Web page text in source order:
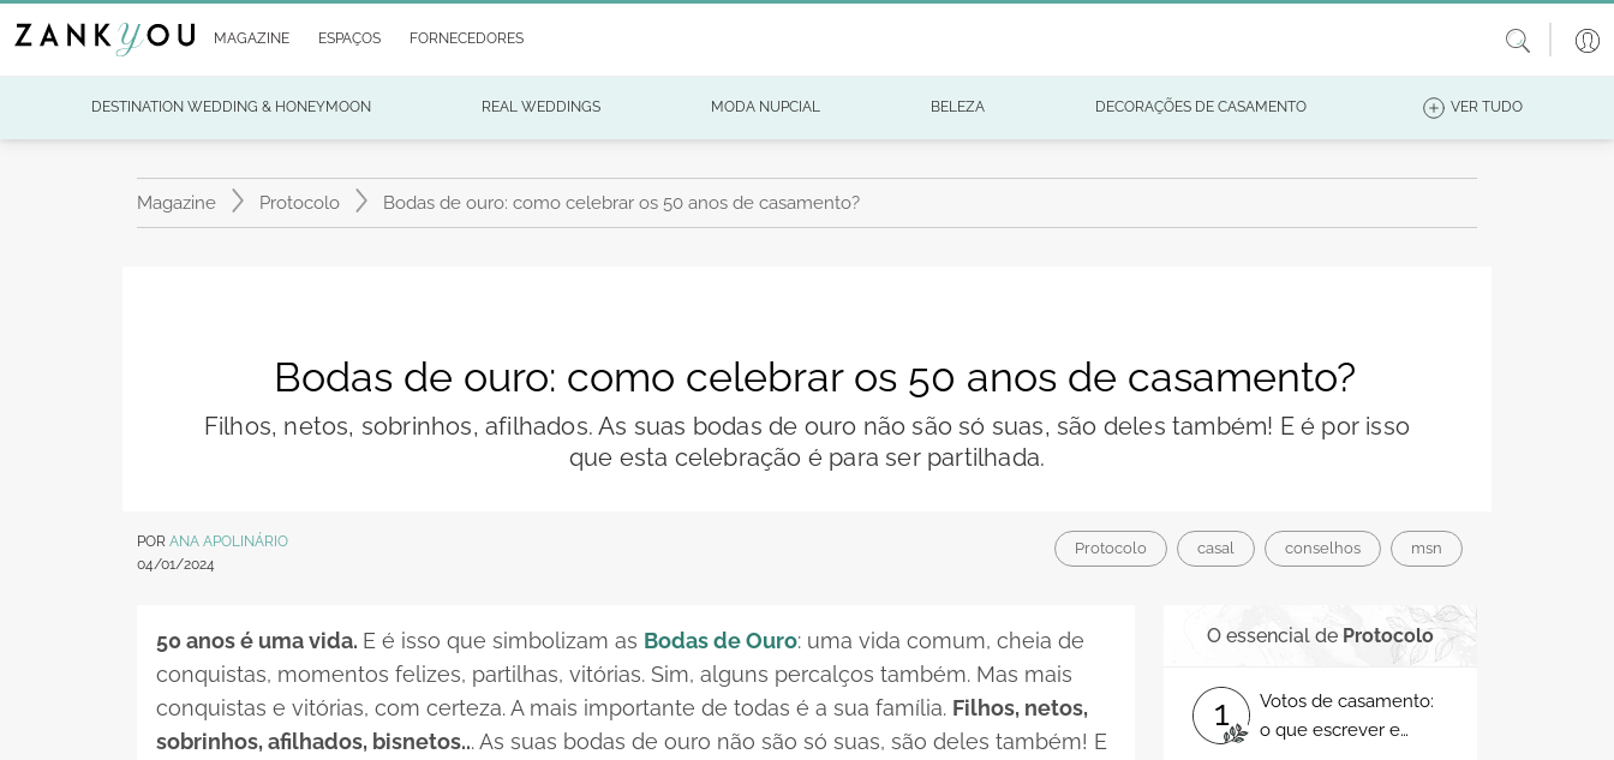
MAGAZINE ESPAÇOS FORNECEDORES
DESTINATION WEDDING & HONEYMOON REAL WEDDINGS MODA NUPCIAL BELEZA DECORAÇÕES DE CASAMENTO VER TUDO
Magazine Protocolo Bodas de ouro: como celebrar os 50 anos de casamento?
Bodas de ouro: como celebrar os 50 anos de casamento?
Filhos, netos, sobrinhos, afilhados. As suas bodas de ouro não são só suas, são deles também! E é por isso
que esta celebração é para ser partilhada.
POR ANA APOLINÁRIO
04/01/2024
Protocolo casal conselhos msn
50 anos é uma vida. E é isso que simbolizam as Bodas de Ouro: uma vida comum, cheia de
conquistas, momentos felizes, partilhas, vitórias. Sim, alguns percalços também. Mas mais
conquistas e vitórias, com certeza. A mais importante de todas é a sua família. Filhos, netos,
sobrinhos, afilhados, bisnetos... As suas bodas de ouro não são só suas, são deles também! E
O essencial de Protocolo
1
Votos de casamento:
o que escrever e